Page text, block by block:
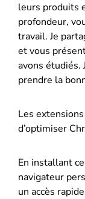
leurs produits
profondeur,
travail. Je
et vous
avons étudiés.
prendre la
Les
d’optimiser
En installant
navigateur
un accès